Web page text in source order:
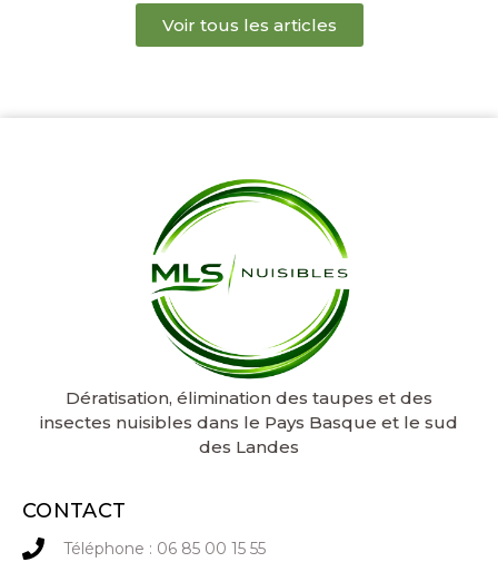
Voir tous les articles
Dératisation, élimination des taupes et des
insectes nuisibles dans le Pays Basque et le sud
des Landes
CONTACT
Téléphone : 06 85 00 15 55